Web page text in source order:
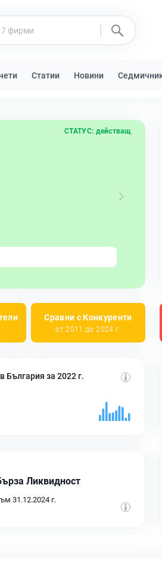
Статии Новини
СТАТУС: действащ
Сравни с Конкуренти
от 2011 до 2024 г.
България за 2022 г.
Ликвидност
31.12.2024 г.